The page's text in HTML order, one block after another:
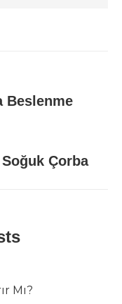
Beslenme
Çorba
Mı?